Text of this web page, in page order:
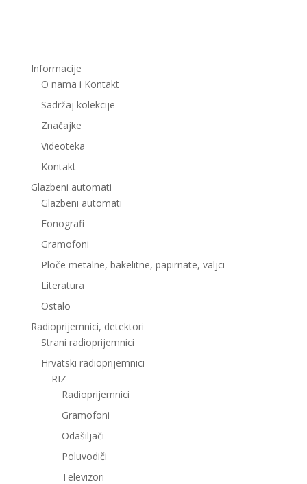
Informacije
O nama i Kontakt
Sadržaj kolekcije
Značajke
Videoteka
Kontakt
Glazbeni automati
Glazbeni automati
Fonografi
Gramofoni
Ploče metalne, bakelitne, papirnate, valjci
Literatura
Ostalo
Radioprijemnici, detektori
Strani radioprijemnici
Hrvatski radioprijemnici
RIZ
Radioprijemnici
Gramofoni
Odašiljači
Poluvodiči
Televizori